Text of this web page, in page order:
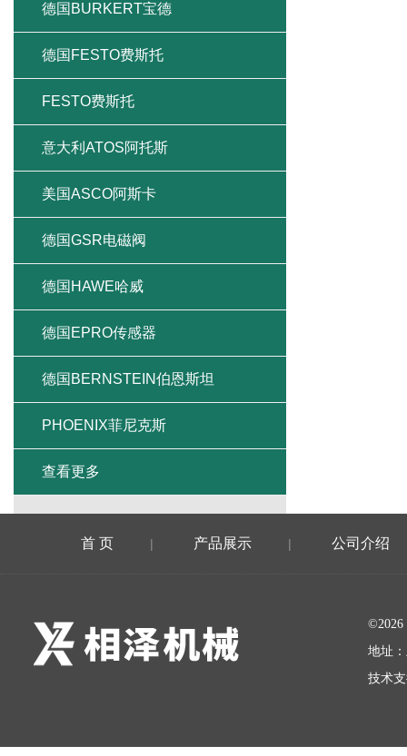
德国BURKERT宝德
德国FESTO费斯托
FESTO费斯托
意大利ATOS阿托斯
美国ASCO阿斯卡
德国GSR电磁阀
德国HAWE哈威
德国EPRO传感器
德国BERNSTEIN伯恩斯坦
PHOENIX菲尼克斯
查看更多
首 页 | 产品展示 | 公司介绍
地址
技术